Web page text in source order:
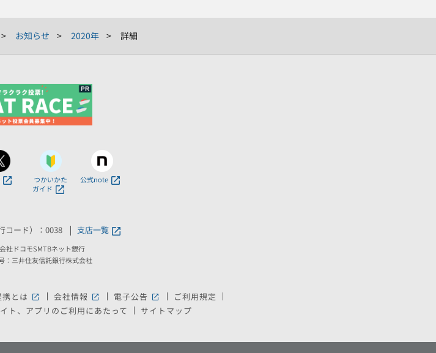
お知らせ 2020年 詳細
つかいかた
ガイド
公式note
コード）：0038 支店一覧
社ドコモSMTBネット銀行
：三井住友信託銀行株式会社
ウで開きます。
とは 新しいウィンドウで開きます。
会社情報新しいウィンドウで開きます。
電子公告新しいウィンドウで開きます。
ご利用規定
ト、アプリのご利用にあたって サイトマップ